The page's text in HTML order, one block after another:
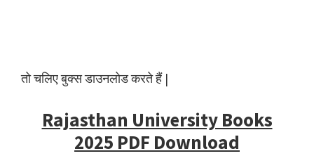
तो चलिए बुक्स डाउनलोड करते हैं |
Rajasthan University Books
2025 PDF Download